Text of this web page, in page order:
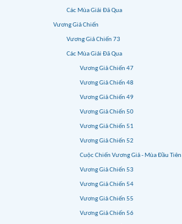
Các Mùa Giải Đã Qua
Vương Giả Chiến
Vương Giả Chiến 73
Các Mùa Giải Đã Qua
Vương Giả Chiến 47
Vương Giả Chiến 48
Vương Giả Chiến 49
Vương Giả Chiến 50
Vương Giả Chiến 51
Vương Giả Chiến 52
Cuộc Chiến Vương Giả - Mùa Đầu Tiên
Vương Giả Chiến 53
Vương Giả Chiến 54
Vương Giả Chiến 55
Vương Giả Chiến 56